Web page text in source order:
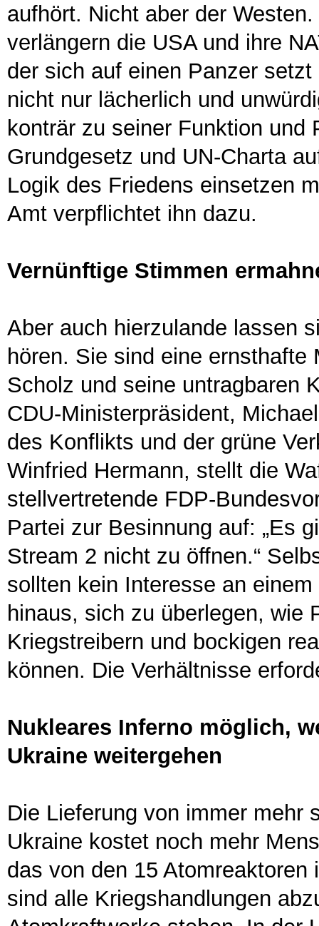
aufhört. Nicht aber der
verlängern die USA und ihre
der sich auf einen Panzer
nicht nur lächerlich und
konträr zu seiner Funktion
Grundgesetz und UN-Charta
Logik des Friedens einsetzen
Amt verpflichtet ihn dazu.
Vernünftige Stimmen
Aber auch hierzulande lassen
hören. Sie sind eine ernsthafte
Scholz und seine untragbaren
CDU-Ministerpräsident,
des Konflikts und der grüne
Winfried Hermann, stellt die
stellvertretende FDP-
Partei zur Besinnung auf: „Es
Stream 2 nicht zu öffnen.“
sollten kein Interesse an
hinaus, sich zu überlegen, wie
Kriegstreibern und bockigen
können. Die Verhältnisse
Nukleares Inferno möglich,
Ukraine weitergehen
Die Lieferung von immer mehr
Ukraine kostet noch mehr
das von den 15
sind alle Kriegshandlungen